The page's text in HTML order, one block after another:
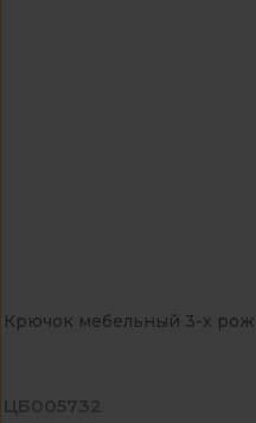
Крючок мебельный 3-х
ЦБ005732